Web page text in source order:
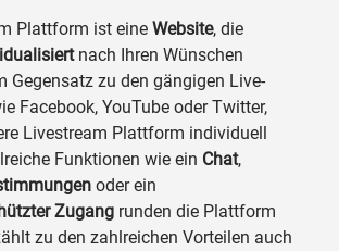
Plattform ist eine Website, die
nach Ihren Wünschen
Gegensatz zu den gängigen Live-
Facebook, YouTube oder Twitter,
Livestream Plattform individuell
Funktionen wie ein Chat,
oder ein
Zugang runden die Plattform
zu den zahlreichen Vorteilen auch